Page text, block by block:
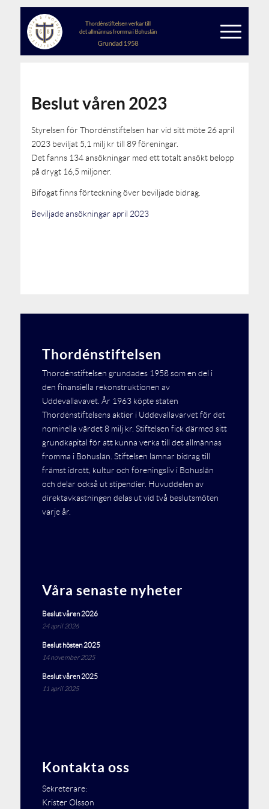
Beslut våren 2023
Styrelsen för Thordénstiftelsen har vid sitt möte 26 april
2023 beviljat 5,1 milj kr till 89 föreningar.
Det fanns 134 ansökningar med ett totalt ansökt belopp
på drygt 16,5 miljoner.
Bifogat finns förteckning över beviljade bidrag.
Beviljade ansökningar april 2023
Thordénstiftelsen
Thordénstiftelsen grundades 1958 som en del i
den finansiella rekonstruktionen av
Uddevallavavet. År 1963 köpte staten
Thordénstiftelsens aktier i Uddevallavarvet för det
nominella värdet 8 milj kr. Stiftelsen fick därmed sitt
grundkapital för att kunna verka till det allmännas
fromma i Bohuslän. Stiftelsen lämnar bidrag till
främst idrott, kultur och föreningsliv i Bohuslän
och delar också ut stipendier. Huvuddelen av
direktavkastningen delas ut vid två beslutsmöten
varje år.
Våra senaste nyheter
Beslut våren 2026
24 april 2026
Beslut hösten 2025
14 november 2025
Beslut våren 2025
11 april 2025
Kontakta oss
Sekreterare:
Krister Olsson